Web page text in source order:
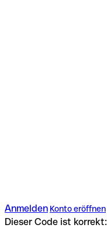
Anmelden Konto eröffnen
Dieser Code ist korrekt: